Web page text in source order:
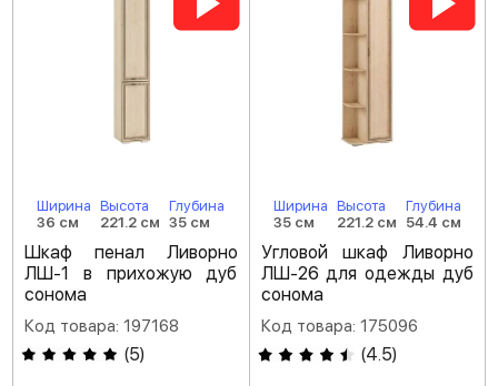
Ширина
36 см
Высота
221.2 см
Глубина
35 см
Шкаф пенал Ливорно
ЛШ-1 в прихожую дуб
сонома
Код товара: 197168
(5)
Ширина
35 см
Высота
221.2 см
Глубина
54.4 см
Угловой шкаф Ливорно
ЛШ-26 для одежды дуб
сонома
Код товара: 175096
(4.5)